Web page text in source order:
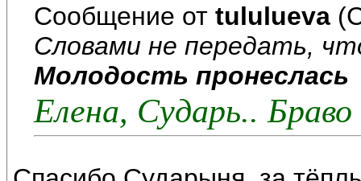
Сообщение от tululueva
Словами не передать,
Молодость пронеслась
Елена, Сударь..